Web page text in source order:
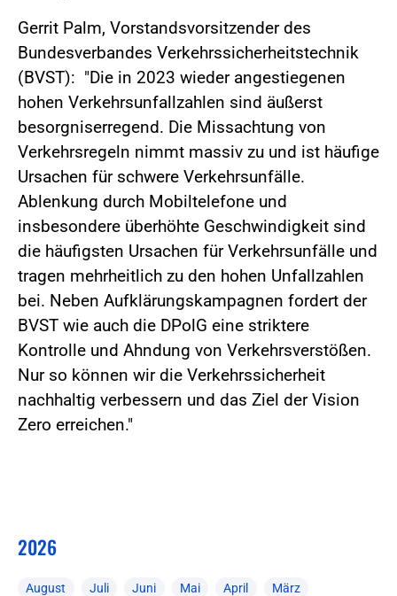
Gerrit Palm, Vorstandsvorsitzender des
Bundesverbandes Verkehrssicherheitstechnik
(BVST): "Die in 2023 wieder angestiegenen
hohen Verkehrsunfallzahlen sind äußerst
besorgniserregend. Die Missachtung von
Verkehrsregeln nimmt massiv zu und ist häufige
Ursachen für schwere Verkehrsunfälle.
Ablenkung durch Mobiltelefone und
insbesondere überhöhte Geschwindigkeit sind
die häufigsten Ursachen für Verkehrsunfälle und
tragen mehrheitlich zu den hohen Unfallzahlen
bei. Neben Aufklärungskampagnen fordert der
BVST wie auch die DPolG eine striktere
Kontrolle und Ahndung von Verkehrsverstößen.
Nur so können wir die Verkehrssicherheit
nachhaltig verbessern und das Ziel der Vision
Zero erreichen."
2026
August Juli Juni Mai April März